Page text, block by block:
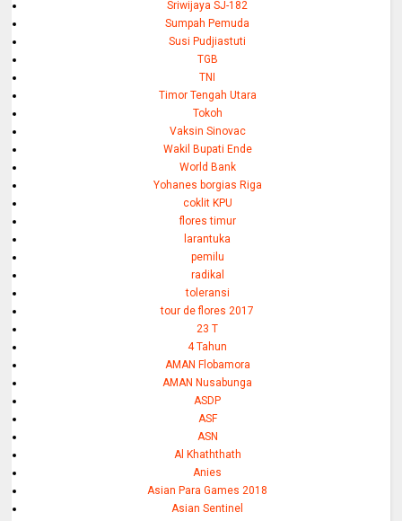
Sriwijaya SJ-182
Sumpah Pemuda
Susi Pudjiastuti
TGB
TNI
Timor Tengah Utara
Tokoh
Vaksin Sinovac
Wakil Bupati Ende
World Bank
Yohanes borgias Riga
coklit KPU
flores timur
larantuka
pemilu
radikal
toleransi
tour de flores 2017
23 T
4 Tahun
AMAN Flobamora
AMAN Nusabunga
ASDP
ASF
ASN
Al Khaththath
Anies
Asian Para Games 2018
Asian Sentinel